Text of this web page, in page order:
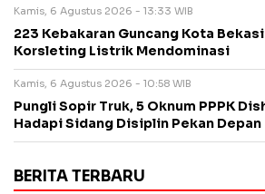
Kamis, 6 Agustus 2026 - 13:33 WIB
223 Kebakaran Guncang Kota
Korsleting Listrik Mendominasi
Kamis, 6 Agustus 2026 - 10:58 WIB
Pungli Sopir Truk, 5 Oknum PPPK
Hadapi Sidang Disiplin Pekan Depan
BERITA TERBARU